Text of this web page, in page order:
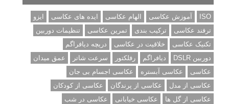
ISO آموزش عکاسی الهام عکاسی ایده های عکاسی
ایزو
ترفند عکاسی
ترکیب بندی تمرین عکاسی
تنظیمات دوربین
تکنیک عکاسی
خلاقیت در عکاسی
دریچه دیافراگم
دوربین DSLR
دیافراگم رفلکتور سرعت شاتر
عمق میدان
عکاسی
عکاسی آبستره
عکاسی اجسام بی جان
عکاسی از مدل
عکاسی از پرندگان
عکاسی از کودکان
عکاسی از گل ها
عکاسی خیابانی
عکاسی در شب